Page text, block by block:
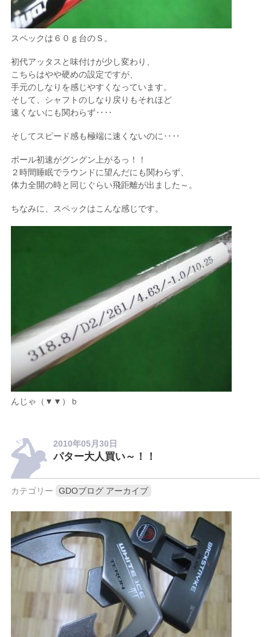
スペックは６０ｇ台のＳ。
初代アッタスと味付けが少し変わり、
こちらはやや硬めの設定ですが、
手元のしなりを感じやすくなっています。
そして、シャフトのしなり戻りもそれほど
速くないにも関わらず‥‥
そしてスピード感も極端に速くないのに‥‥
ボール初速がグングン上がるっ！！
２時間睡眠でラウンドに望んだにも関わらず、
体力全開の時と同じぐらい飛距離が出ました～。
ちなみに、スペックはこんな感じです。
んじゃ（▼▼）ｂ
2010年05月30日
パター大人買い～！！
カテゴリー GDOブログ アーカイブ